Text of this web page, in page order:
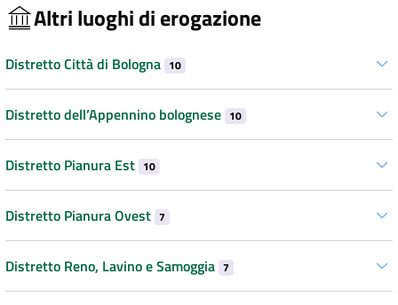
Altri luoghi di erogazione
Distretto Città di Bologna 10
Distretto dell’Appennino bolognese 10
Distretto Pianura Est 10
Distretto Pianura Ovest 7
Distretto Reno, Lavino e Samoggia 7